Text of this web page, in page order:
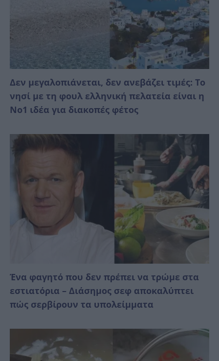
Δεν μεγαλοπιάνεται, δεν ανεβάζει τιμές: Το
νησί με τη φουλ ελληνική πελατεία είναι η
No1 ιδέα για διακοπές φέτος
Ένα φαγητό που δεν πρέπει να τρώμε στα
εστιατόρια – Διάσημος σεφ αποκαλύπτει
πώς σερβίρουν τα υπολείμματα